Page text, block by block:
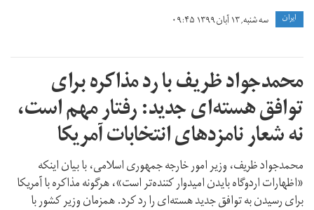
ايران سه شنبه, ۱۳ آبان ۱۳۹۹ ۰۹:۴۵
محمدجواد ظریف با رد مذاکره برای
توافق هسته‌‌ای جدید: رفتار مهم است،
نه شعار نامزدهای انتخابات آمریکا
محمدجواد ظریف، وزیر امور خارجه جمهوری اسلامی، با بیان اینکه
«اظهارات اردوگاه بایدن امیدوار کننده‌تر است»، هرگونه مذاکره با آمریکا
برای رسیدن به توافق جدید هسته‌ای را رد کرد. همزمان وزیر کشور با